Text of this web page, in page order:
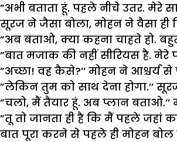
”अभी बताता हूं. पहले नीचे उतर. मेरे
सूरज ने जैसा बोला, मोहन ने वैसा ही
”अब बताओ, क्या कहना चाहते हो.
”बात मजाक की नहीं सीरियस है.
”अच्छा! वह कैसे?’’ मोहन ने आश्चर्य से
”लेकिन तुम को साथ देना होगा.’’
”चलो, मैं तैयार हूं. अब प्लान बताओ.’’
”तू तो जानता ही है कि मैं पहले जहां
बात पूरा करने से पहले ही मोहन बोल